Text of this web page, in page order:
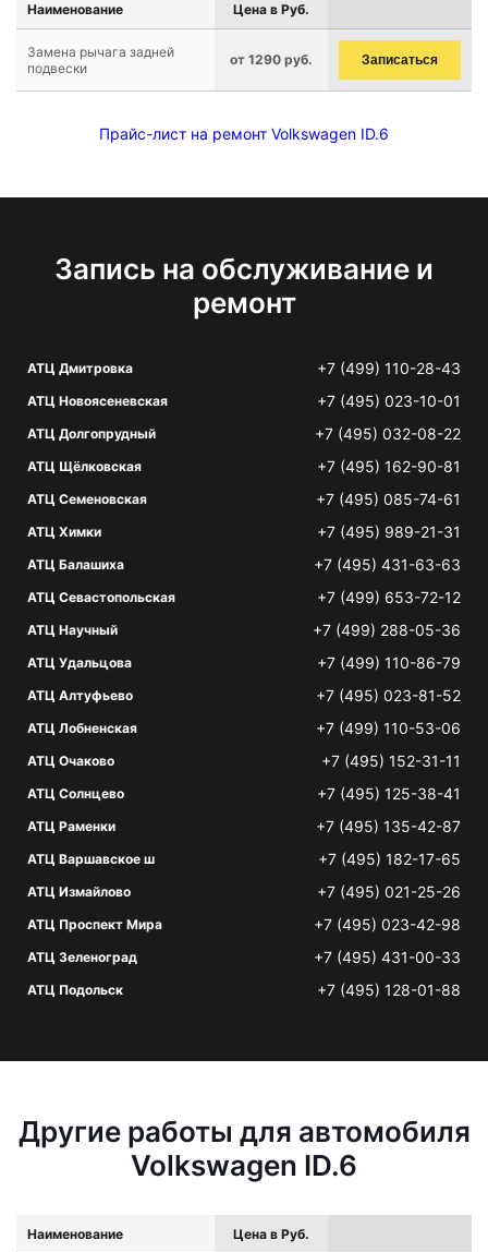
Наименование Цена в Руб.
Замена рычага задней
подвески
от 1290 руб. Записаться
Прайс-лист на ремонт Volkswagen ID.6
Запись на обслуживание и
ремонт
АТЦ Дмитровка +7 (499) 110-28-43
АТЦ Новоясеневская +7 (495) 023-10-01
АТЦ Долгопрудный +7 (495) 032-08-22
АТЦ Щёлковская +7 (495) 162-90-81
АТЦ Семеновская +7 (495) 085-74-61
АТЦ Химки +7 (495) 989-21-31
АТЦ Балашиха +7 (495) 431-63-63
АТЦ Севастопольская +7 (499) 653-72-12
АТЦ Научный +7 (499) 288-05-36
АТЦ Удальцова +7 (499) 110-86-79
АТЦ Алтуфьево +7 (495) 023-81-52
АТЦ Лобненская +7 (499) 110-53-06
АТЦ Очаково +7 (495) 152-31-11
АТЦ Солнцево +7 (495) 125-38-41
АТЦ Раменки +7 (495) 135-42-87
АТЦ Варшавское ш +7 (495) 182-17-65
АТЦ Измайлово +7 (495) 021-25-26
АТЦ Проспект Мира +7 (495) 023-42-98
АТЦ Зеленоград +7 (495) 431-00-33
АТЦ Подольск +7 (495) 128-01-88
Другие работы для автомобиля
Volkswagen ID.6
Наименование Цена в Руб.